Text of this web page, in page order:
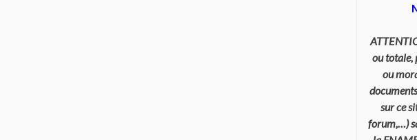
ou totale,
ou
sur ce
forum,…)